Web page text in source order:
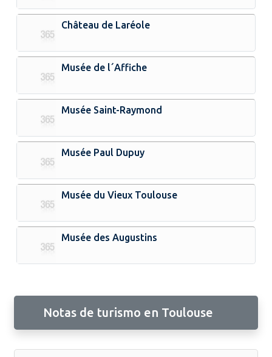
Château de Laréole
Musée de l´Affiche
Musée Saint-Raymond
Musée Paul Dupuy
Musée du Vieux Toulouse
Musée des Augustins
Notas de turismo en Toulouse